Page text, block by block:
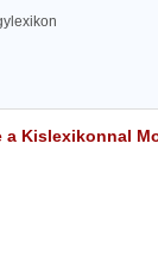
a Kislexikonnal